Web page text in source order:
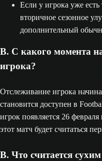
Если у игрока уже
вторичное сезонное
дополнительный
В. С какого момента
игрока?
Отслеживание игрока
становится доступен в
игрок появляется 26
этот матч будет считаться
В. Что считается